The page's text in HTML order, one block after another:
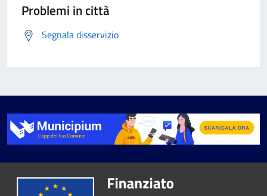
Problemi in città
Segnala disservizio